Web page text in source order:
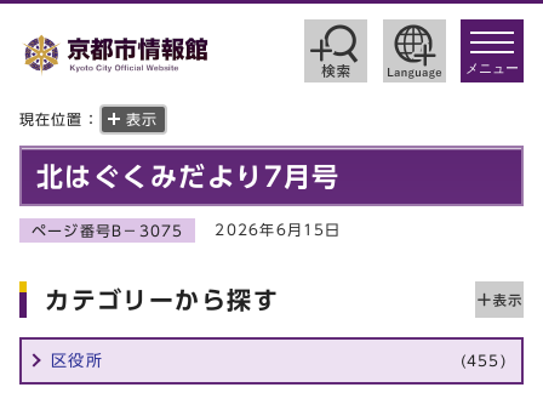
toggle
メニュー
現在位置： 表示
北はぐくみだより7月号
ページ番号B－3075 2026年6月15日
カテゴリーから探す
区役所 (455)